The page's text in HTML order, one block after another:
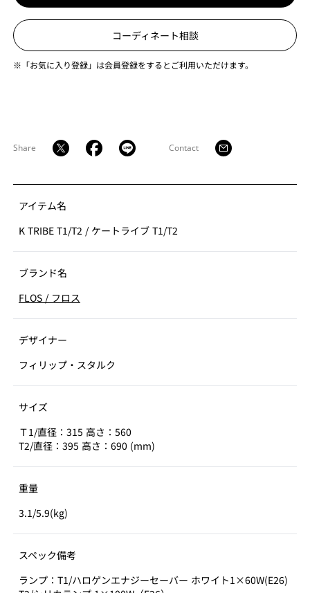
コーディネート相談
※「お気に入り登録」は会員登録をするとご利用いただけます。
Share Contact
アイテム名
K TRIBE T1/T2 / ケートライブ T1/T2
ブランド名
FLOS / フロス
デザイナー
フィリップ・スタルク
サイズ
Ｔ1/直径：315 高さ：560
T2/直径：395 高さ：690 (mm)
重量
3.1/5.9(kg)
スペック備考
ランプ：T1/ハロゲンエナジーセーバー ホワイト1×60W(E26)